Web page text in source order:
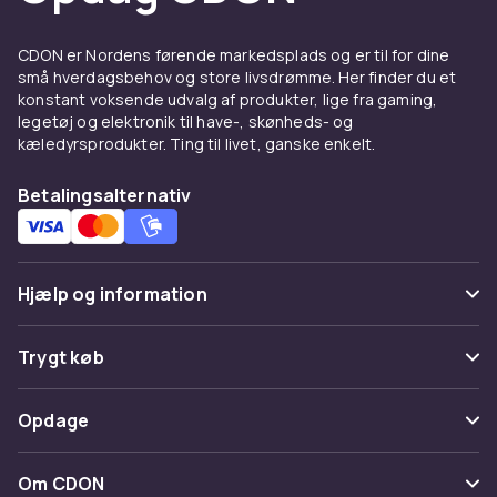
dig med at forstå børns adfærd, udvikle deres
kreative evner eller bare nyde en
godnathistorie sammen. Vi stræber efter at
tilbyde vores kunder det bedste udvalg af
kvalitetsprodukter på en pålidelig og bekvem
måde.
Vil du uddybe din viden om børn og deres
udvalg af børnebøger. Perfekt til både nye
forældre og erfarne undervisere. Hos CDON
CDON er Nordens førende markedsplads og er til for dine
små hverdagsbehov og store livsdrømme. Her finder du et
konstant voksende udvalg af produkter, lige fra gaming,
legetøj og elektronik til have-, skønheds- og
kæledyrsprodukter. Ting til livet, ganske enkelt.
Betalingsalternativ
Hjælp og information
Ofte stillede spørgsmål
Spor pakke
Fortryd & returner her
Kontakt os
Trygt køb
Betaling
Levering
Opdage
Kategorier
Om CDON